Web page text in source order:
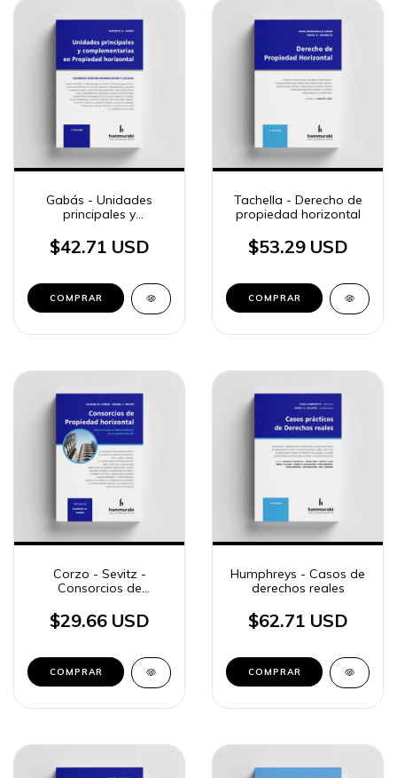
Gabás - Unidades
principales y
Propiedad horizontal
$42.71 USD
COMPRAR
Tachella - Derecho de
propiedad horizontal
$53.29 USD
COMPRAR
Corzo - Sevitz -
Consorcios de
$29.66 USD
COMPRAR
Humphreys - Casos de
derechos reales
$62.71 USD
COMPRAR